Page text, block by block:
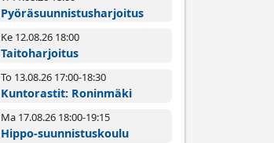
Pyörä­suunnistus­harjoitus
Ke 12.08.26 18:00­
Taitoharjoitus
To 13.08.26 17:00­-18:30
Kuntorastit: Roninmäki
Ma 17.08.26 18:00­-19:15
Hippo-suunnistuskoulu